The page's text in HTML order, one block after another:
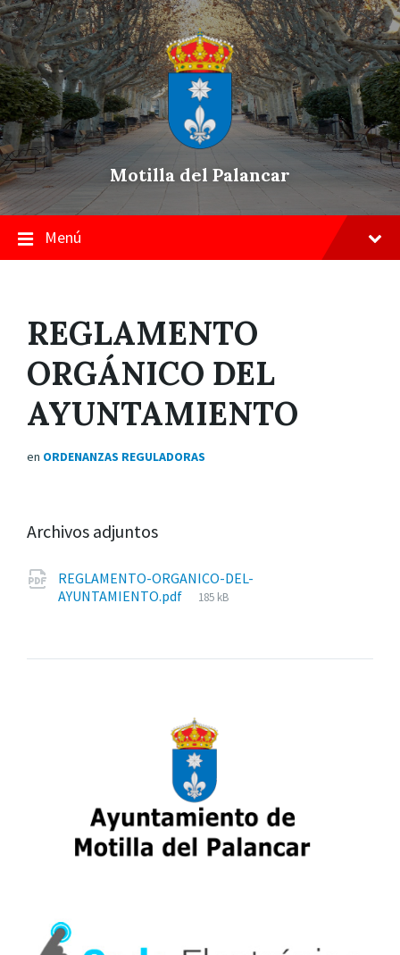
Skip
to
content
Saltar
a
la
navegación
principal
Saltar
a
pie
de
página
Motilla del Palancar
Menú
REGLAMENTO
ORGÁNICO DEL
AYUNTAMIENTO
en ORDENANZAS REGULADORAS
Archivos adjuntos
REGLAMENTO-ORGANICO-DEL-
AYUNTAMIENTO.pdf
Tamaño
185 kB